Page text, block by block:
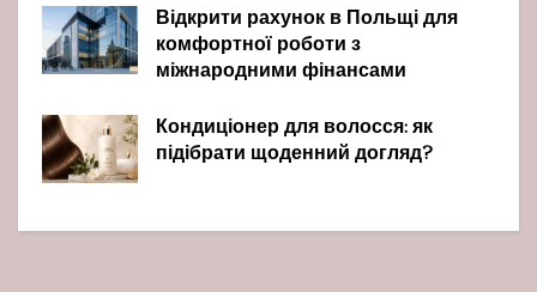
Відкрити рахунок в Польщі для
комфортної роботи з
міжнародними фінансами
Кондиціонер для волосся: як
підібрати щоденний догляд?